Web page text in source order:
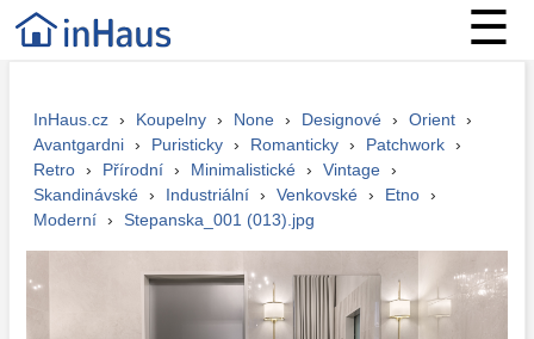
☰
InHaus.cz › Koupelny › None › Designové › Orient ›
Avantgardni › Puristicky › Romanticky › Patchwork ›
Retro › Přírodní › Minimalistické › Vintage ›
Skandinávské › Industriální › Venkovské › Etno ›
Moderní › Stepanska_001 (013).jpg